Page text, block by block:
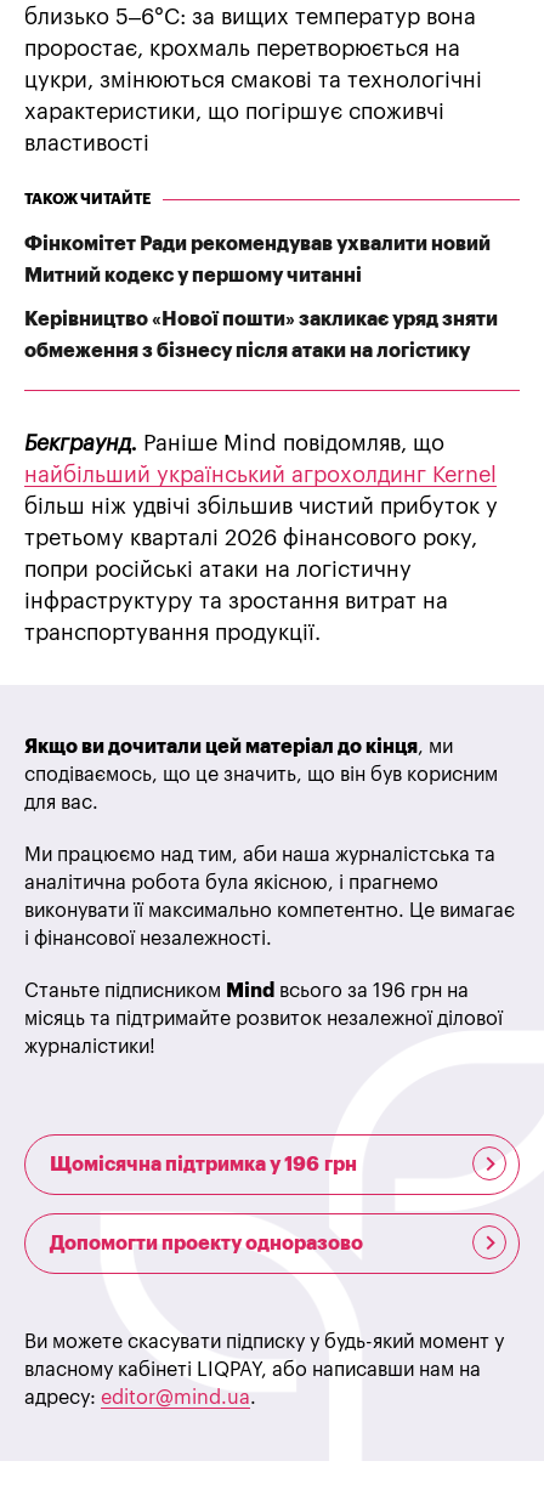
близько 5–6°C: за вищих температур вона
проростає, крохмаль перетворюється на
цукри, змінюються смакові та технологічні
характеристики, що погіршує споживчі
властивості
ТАКОЖ ЧИТАЙТЕ
Фінкомітет Ради рекомендував ухвалити новий
Митний кодекс у першому читанні
Керівництво «Нової пошти» закликає уряд зняти
обмеження з бізнесу після атаки на логістику
Бекграунд. Раніше Mind повідомляв, що
найбільший український агрохолдинг Kernel
більш ніж удвічі збільшив чистий прибуток у
третьому кварталі 2026 фінансового року,
попри російські атаки на логістичну
інфраструктуру та зростання витрат на
транспортування продукції.
Якщо ви дочитали цей матеріал до кінця, ми
сподіваємось, що це значить, що він був корисним
для вас.
Ми працюємо над тим, аби наша журналістська та
аналітична робота була якісною, і прагнемо
виконувати її максимально компетентно. Це вимагає
і фінансової незалежності.
Станьте підписником Mind всього за 196 грн на
місяць та підтримайте розвиток незалежної ділової
журналістики!
Щомісячна підтримка у 196 грн
Допомогти проекту одноразово
Ви можете скасувати підписку у будь-який момент у
власному кабінеті LIQPAY, або написавши нам на
адресу: editor@mind.ua.